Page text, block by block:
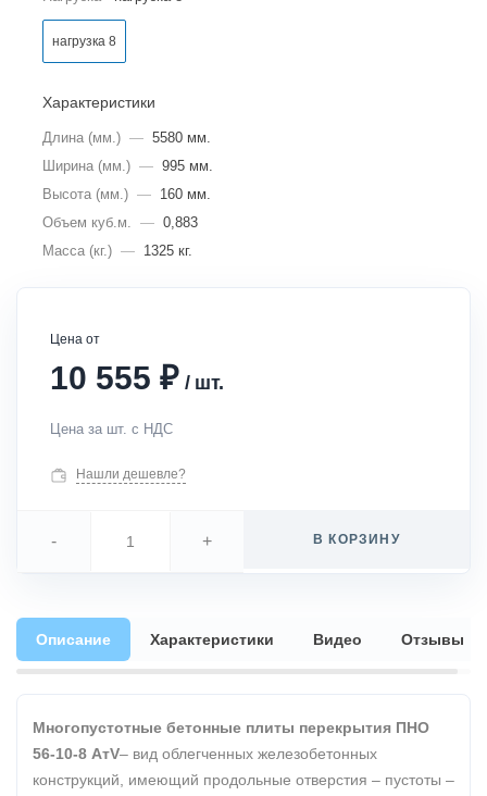
нагрузка 8
Характеристики
Длина (мм.) — 5580 мм.
Ширина (мм.) — 995 мм.
Высота (мм.) — 160 мм.
Объем куб.м. — 0,883
Масса (кг.) — 1325 кг.
Цена от
10 555 ₽ / шт.
Цена за шт. с НДС
Нашли дешевле?
- + В КОРЗИНУ
Описание Характеристики Видео Отзывы
Многопустотные бетонные плиты перекрытия ПНО
56-10-8 АтV– вид облегченных железобетонных
конструкций, имеющий продольные отверстия – пустоты –